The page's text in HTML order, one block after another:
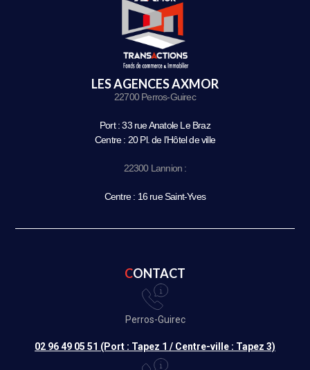
LES AGENCES AXMOR
22700 Perros-Guirec
Port : 33 rue Anatole Le Braz
Centre : 20 Pl. de l’Hôtel de ville
22300 Lannion :
Centre : 16 rue Saint-Yves
CONTACT
Perros-Guirec
02 96 49 05 51 (Port : Tapez 1 / Centre-ville : Tapez 3)